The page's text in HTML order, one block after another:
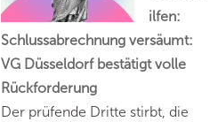
ilfen:
Schlussabrechnung versäumt:
VG Düsseldorf bestätigt volle
Rückforderung
Der prüfende Dritte stirbt, die